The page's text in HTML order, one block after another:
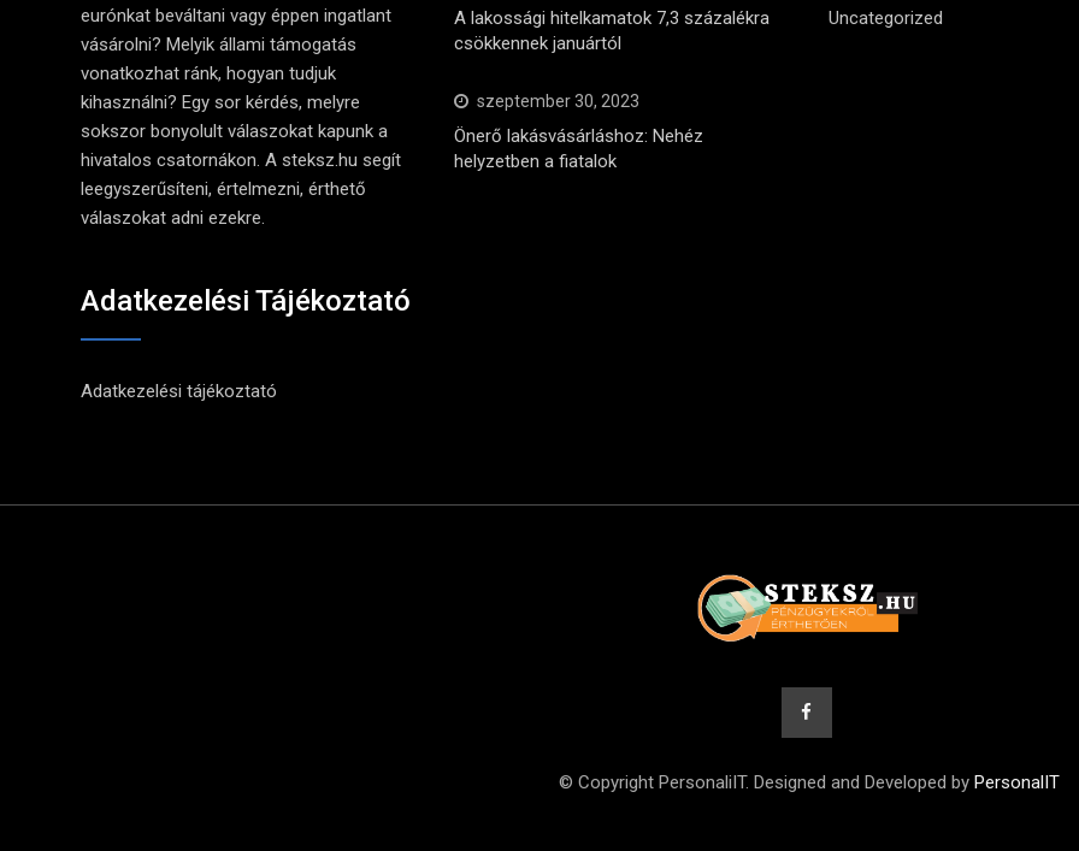
eurónkat beváltani vagy éppen ingatlant
vásárolni? Melyik állami támogatás
vonatkozhat ránk, hogyan tudjuk
kihasználni? Egy sor kérdés, melyre
sokszor bonyolult válaszokat kapunk a
hivatalos csatornákon. A steksz.hu segít
leegyszerűsíteni, értelmezni, érthető
válaszokat adni ezekre.
Adatkezelési Tájékoztató
Adatkezelési tájékoztató
A lakossági hitelkamatok 7,3 százalékra
csökkennek januártól
szeptember 30, 2023
Önerő lakásvásárláshoz: Nehéz
helyzetben a fiatalok
Uncategorized
© Copyright PersonaliIT. Designed and Developed by PersonalIT